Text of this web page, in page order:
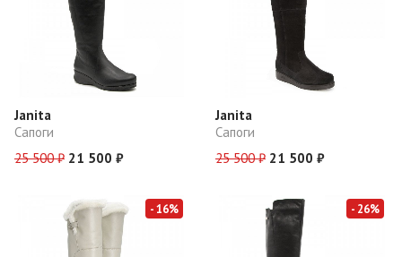
Janita
Сапоги
25 500 ₽ 21 500 ₽
Janita
Сапоги
25 500 ₽ 21 500 ₽
- 16% - 26%